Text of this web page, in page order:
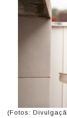
(Fotos: